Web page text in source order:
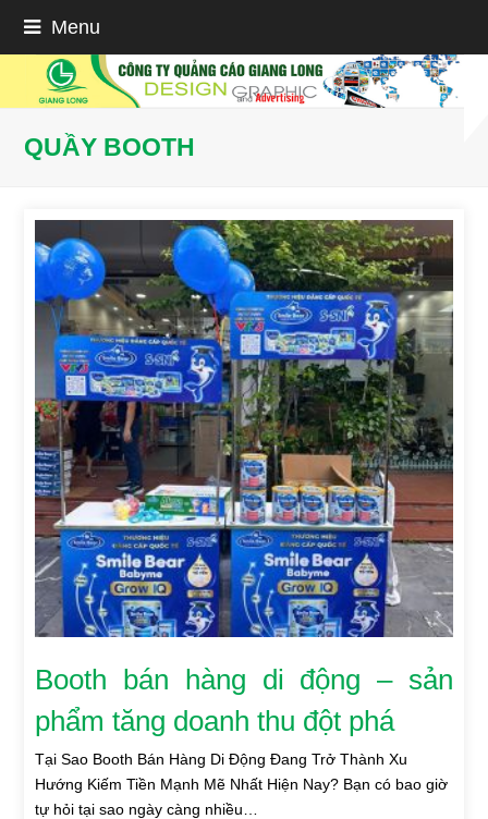
Menu
QUẦY BOOTH
Booth bán hàng di động – sản
phẩm tăng doanh thu đột phá
Tại Sao Booth Bán Hàng Di Động Đang Trở Thành Xu
Hướng Kiếm Tiền Mạnh Mẽ Nhất Hiện Nay? Bạn có bao giờ
tự hỏi tại sao ngày càng nhiều…